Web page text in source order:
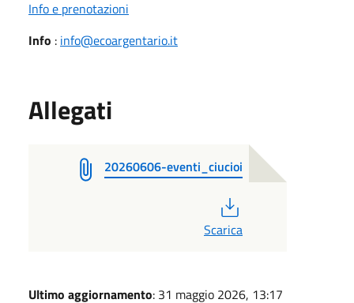
Info e prenotazioni
Info : info@ecoargentario.it
Allegati
20260606-eventi_ciucioi
Scarica
Ultimo aggiornamento: 31 maggio 2026, 13:17